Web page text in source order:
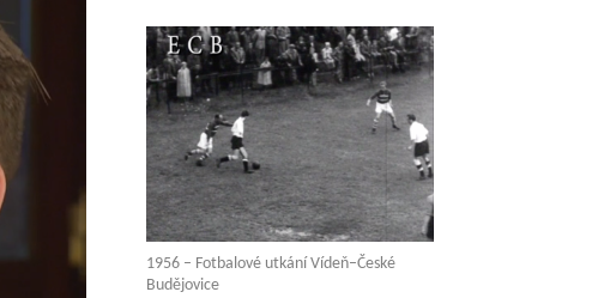
1956 – Fotbalové utkání Vídeň–České
Budějovice